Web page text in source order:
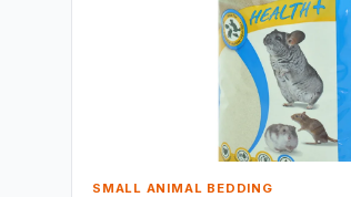
SMALL ANIMAL BEDDING